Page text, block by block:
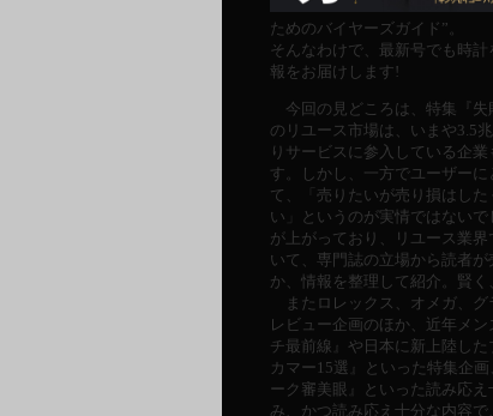
ためのバイヤーズガイド”。
そんなわけで、最新号でも時
報をお届けします!
今回の見どころは、特集『失
のリユース市場は、いまや3.5
りサービスに参入している企
す。しかし、一方でユーザー
て、「売りたいが売り損はし
い」というのが実情ではない
が上がっており、リユース業
いて、専門誌の立場から読者
か、情報を整理して紹介。賢く
またロレックス、オメガ、グ
レビュー企画のほか、近年メ
チ最前線』や日本に新上陸し
カマー15選』といった特集企
ーク審美眼』といった読み応
み、かつ読み応え十分な内容